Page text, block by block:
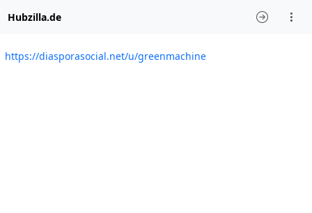
Hubzilla.de
https://diasporasocial.net/u/greenmachine